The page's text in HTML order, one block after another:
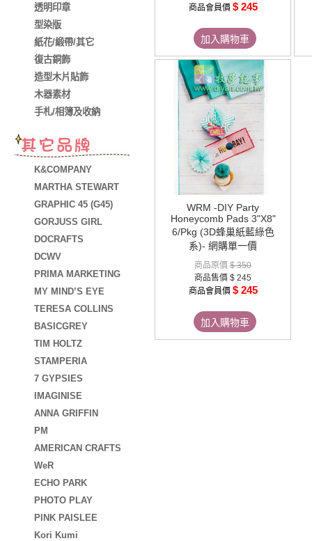
透明印章
型染版
紙花/緞帶/其它
復古銅飾
造型木片貼飾
木器素材
手札/相簿及收納
K&COMPANY
MARTHA STEWART
GRAPHIC 45 (G45)
GORJUSS GIRL
DOCRAFTS
DCWV
PRIMA MARKETING
MY MIND’S EYE
TERESA COLLINS
BASICGREY
TIM HOLTZ
STAMPERIA
7 GYPSIES
IMAGINISE
ANNA GRIFFIN
PM
AMERICAN CRAFTS
WeR
ECHO PARK
PHOTO PLAY
PINK PAISLEE
Kori Kumi
商品會員價 $ 245
加入購物車
WRM -DIY Party
Honeycomb Pads 3"X8"
6/Pkg (3D蜂巢紙藍綠色
系)- 網購單一價
商品原價 $ 350
商品售價 $ 245
商品會員價 $ 245
加入購物車